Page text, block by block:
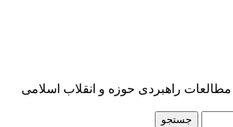
راهبردی حوزه و انقلاب اسلامی
جستجو